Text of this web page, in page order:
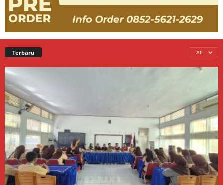
Terbaru All